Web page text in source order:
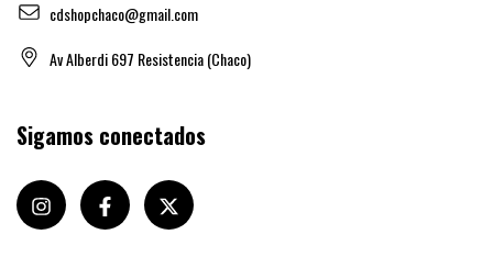
cdshopchaco@gmail.com
Av Alberdi 697 Resistencia (Chaco)
Sigamos conectados